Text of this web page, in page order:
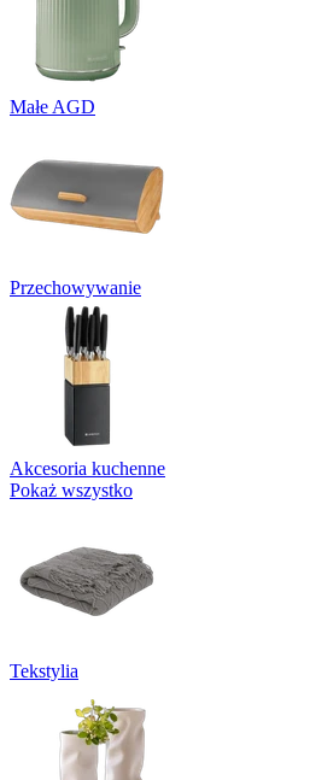
Małe AGD
Przechowywanie
Akcesoria kuchenne
Pokaż wszystko
Tekstylia